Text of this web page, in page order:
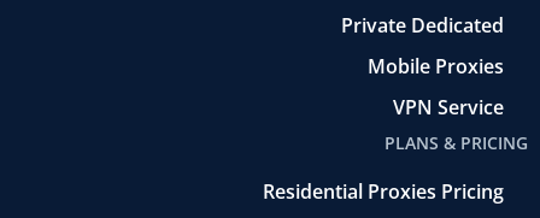
Private Dedicated
Mobile Proxies
VPN Service
PLANS & PRICING
Residential Proxies Pricing